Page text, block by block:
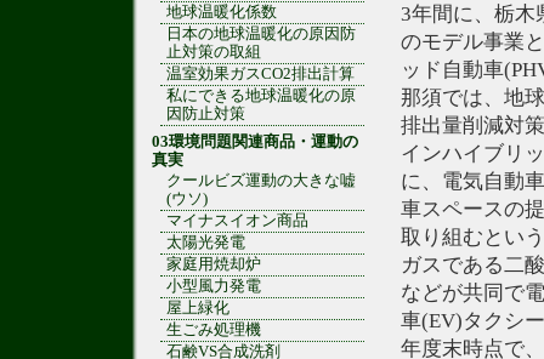
3年間に、栃木
のモデル事業
ッド自動車
那須では、地
排出量削減対
インハイブリ
に、電気自動
車スペースの
取り組むとい
ガスである二
などが共同で
車(EV)タクシ
年度末時点で
地球温暖化係数
日本の地球温暖化の原因防
止対策の取組
温室効果ガスCO2排出計算
私にできる地球温暖化の原
因防止対策
03環境問題関連商品・運動の
真実
クールビズ運動の大きな嘘
(ウソ)
マイナスイオン商品
太陽光発電
家庭用焼却炉
小型風力発電
屋上緑化
生ごみ処理機
石鹸VS合成洗剤